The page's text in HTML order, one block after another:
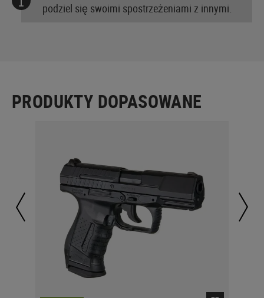
podziel się swoimi spostrzeżeniami z innymi.
PRODUKTY DOPASOWANE